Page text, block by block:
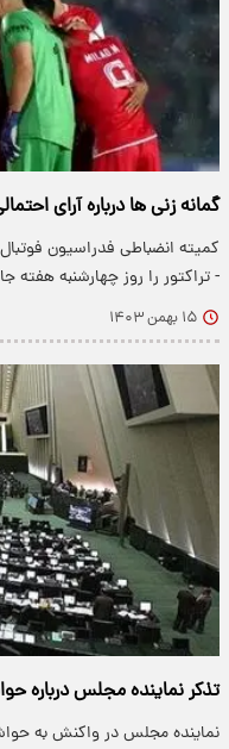
گمانه زنی ها درباره آرای
کمیته انضباطی فدراسیون
- تراکتور را روز چهارشنبه هفته
۱۵ بهمن ۱۴۰۳
تذکر نماینده مجلس درباره
نماینده مجلس در واکنش به